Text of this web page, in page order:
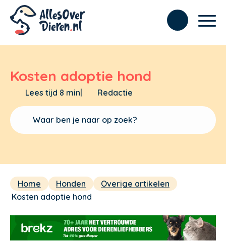
Kosten adoptie hond
Lees tijd 8 min| Redactie
Home Honden
Overige artikelen
Kosten adoptie hond